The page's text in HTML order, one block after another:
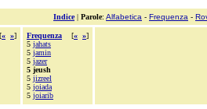
Indice| Parole: Alfabetica - Frequenza -
[« »]
Frequenza [« »]
5 jahats
5 jamin
5 jazer
5 jeush
5 jizreel
5 joiada
5 joiarib